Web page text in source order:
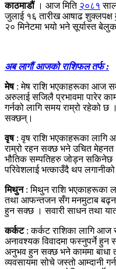
काठमाडौं। आज मिति २०८१
जुलाई १६ तारीख आषाढ शुक्लपक्ष
२० मिनेटमा भयो भने सूर्यास्त
अब लागौं आजको राशिफल तर्फ :
मेष: मेष राशि भएकाहरूका आज
अरुलाई सजिलै प्रभावमा पारेर
गर्नको लागि समय राम्रो रहेको
सक्छन्।
वृष: वृष राशि भएकाहरूका लागि
राम्रो रहन सक्छ भने उचित मेहनत
भौतिक सम्पतिहरु जोड्न सकिनेछ
परिवेशलाई भत्काउँदै थप
मिथुन: मिथुन राशि भएकाहरूका
तथा आफन्तजन सँग मनमुटाब बढ्न
हुन सक्छ । सवारी साधन तथा
कर्कट: कर्कट राशिका लागि आज
अनावश्यक विवादमा फस्नुपर्ने हुन
अनुभव हुन सक्छ भने काममा
व्यवसायमा सोचे जस्तो आम्दानी